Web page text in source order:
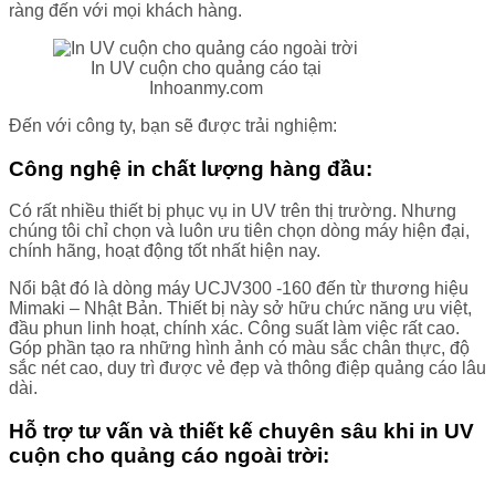
ràng đến với mọi khách hàng.
In UV cuộn cho quảng cáo tại
Inhoanmy.com
Đến với công ty, bạn sẽ được trải nghiệm:
Công nghệ in chất lượng hàng đầu:
Có rất nhiều thiết bị phục vụ in UV trên thị trường. Nhưng
chúng tôi chỉ chọn và luôn ưu tiên chọn dòng máy hiện đại,
chính hãng, hoạt động tốt nhất hiện nay.
Nổi bật đó là dòng máy UCJV300 -160 đến từ thương hiệu
Mimaki – Nhật Bản. Thiết bị này sở hữu chức năng ưu việt,
đầu phun linh hoạt, chính xác. Công suất làm việc rất cao.
Góp phần tạo ra những hình ảnh có màu sắc chân thực, độ
sắc nét cao, duy trì được vẻ đẹp và thông điệp quảng cáo lâu
dài.
Hỗ trợ tư vấn và thiết kế chuyên sâu khi in UV
cuộn cho quảng cáo ngoài trời: